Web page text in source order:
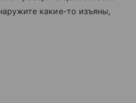
какие-то изъяны,